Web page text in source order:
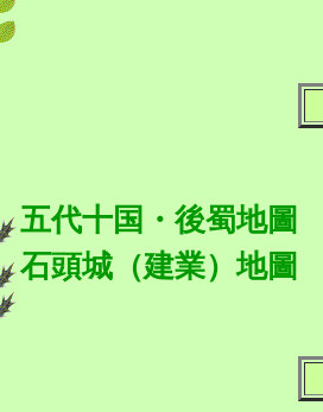
五代十国・後蜀地圖
石頭城（建業）地圖